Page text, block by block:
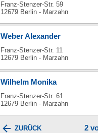
Franz-Stenzer-Str. 59
12679 Berlin - Marzahn
Weber Alexander
Franz-Stenzer-Str. 11
12679 Berlin - Marzahn
Wilhelm Monika
Franz-Stenzer-Str. 61
12679 Berlin - Marzahn
ZURÜCK 2